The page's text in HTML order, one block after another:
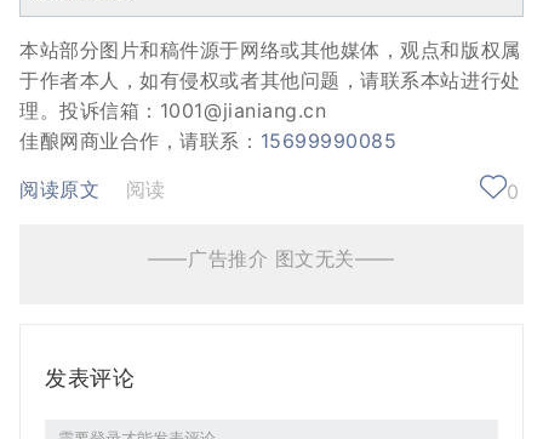
本站部分图片和稿件源于网络或其他媒体，观点和版权属
于作者本人，如有侵权或者其他问题，请联系本站进行处
理。投诉信箱：1001@jianiang.cn
佳酿网商业合作，请联系： 15699990085
阅读原文
阅读 0
——广告推介 图文无关——
发表评论